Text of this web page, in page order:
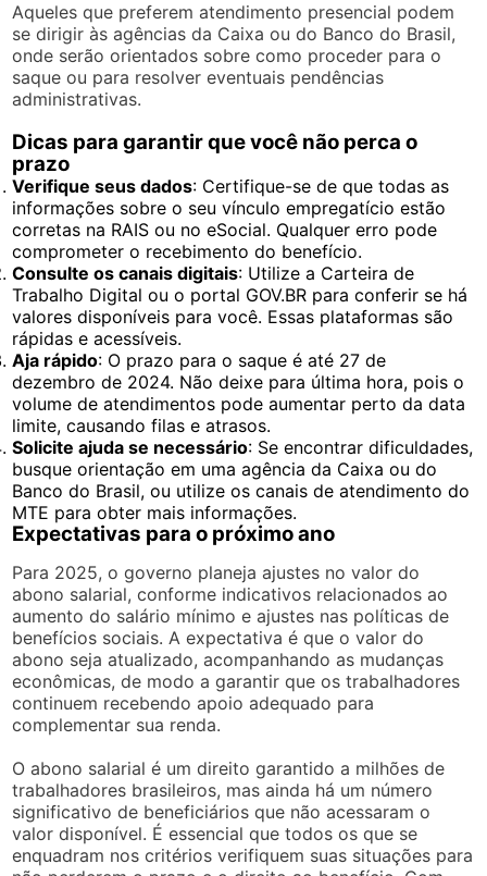
Aqueles que preferem atendimento presencial podem
se dirigir às agências da Caixa ou do Banco do Brasil,
onde serão orientados sobre como proceder para o
saque ou para resolver eventuais pendências
administrativas.
Dicas para garantir que você não perca o
prazo
Verifique seus dados: Certifique-se de que todas as
informações sobre o seu vínculo empregatício estão
corretas na RAIS ou no eSocial. Qualquer erro pode
comprometer o recebimento do benefício.
Consulte os canais digitais: Utilize a Carteira de
Trabalho Digital ou o portal GOV.BR para conferir se há
valores disponíveis para você. Essas plataformas são
rápidas e acessíveis.
Aja rápido: O prazo para o saque é até 27 de
dezembro de 2024. Não deixe para última hora, pois o
volume de atendimentos pode aumentar perto da data
limite, causando filas e atrasos.
Solicite ajuda se necessário: Se encontrar dificuldades,
busque orientação em uma agência da Caixa ou do
Banco do Brasil, ou utilize os canais de atendimento do
MTE para obter mais informações.
Expectativas para o próximo ano
Para 2025, o governo planeja ajustes no valor do
abono salarial, conforme indicativos relacionados ao
aumento do salário mínimo e ajustes nas políticas de
benefícios sociais. A expectativa é que o valor do
abono seja atualizado, acompanhando as mudanças
econômicas, de modo a garantir que os trabalhadores
continuem recebendo apoio adequado para
complementar sua renda.
O abono salarial é um direito garantido a milhões de
trabalhadores brasileiros, mas ainda há um número
significativo de beneficiários que não acessaram o
valor disponível. É essencial que todos os que se
enquadram nos critérios verifiquem suas situações para